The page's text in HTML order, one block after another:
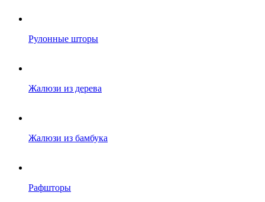
Рулонные шторы
Жалюзи из дерева
Жалюзи из бамбука
Рафшторы